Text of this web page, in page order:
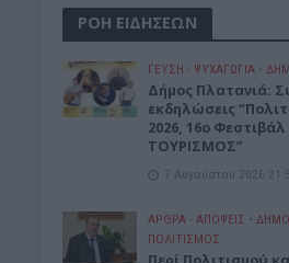
ΡΟΗ ΕΙΔΗΣΕΩΝ
ΓΕΎΣΗ - ΨΥΧΑΓΩΓΊΑ •
Δήμος Πλατανιά:
εκδηλώσεις
2026, 16ο
ΤΟΥΡΙΣΜΟΣ”
7 Αυγούστου 2026
ΑΡΘΡΑ - ΑΠΟΨΕΙΣ •
ΠΟΛΙΤΙΣΜΟΣ